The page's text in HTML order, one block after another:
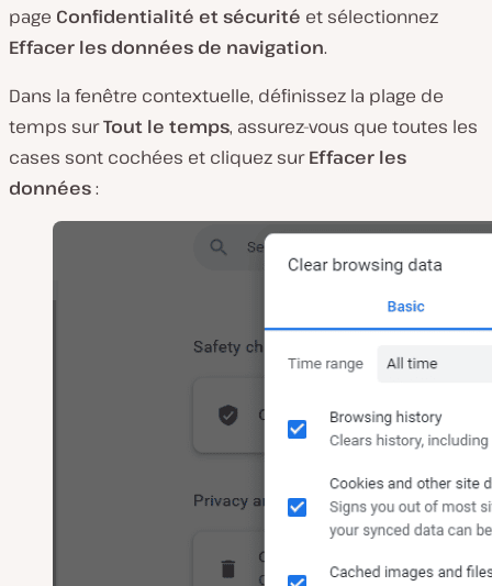
page Confidentialité et sécurité et sélectionnez
Effacer les données de navigation.
Dans la fenêtre contextuelle, définissez la plage de
temps surTout le temps, assurez-vous que toutes les
cases sont cochées et cliquez surEffacer les
données: